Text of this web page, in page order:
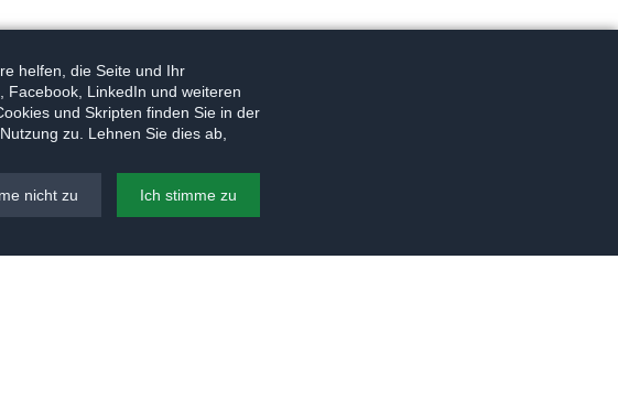
helfen, die Seite und Ihr
Facebook, LinkedIn und weiteren
und Skripten finden Sie in der
zu. Lehnen Sie dies ab,
nicht zu Ich stimme zu